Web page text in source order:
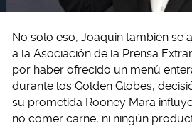
No solo eso, Joaquin también se
a la Asociación de la Prensa
por haber ofrecido un menú
durante los Golden Globes,
su prometida Rooney Mara
no comer carne, ni ningún